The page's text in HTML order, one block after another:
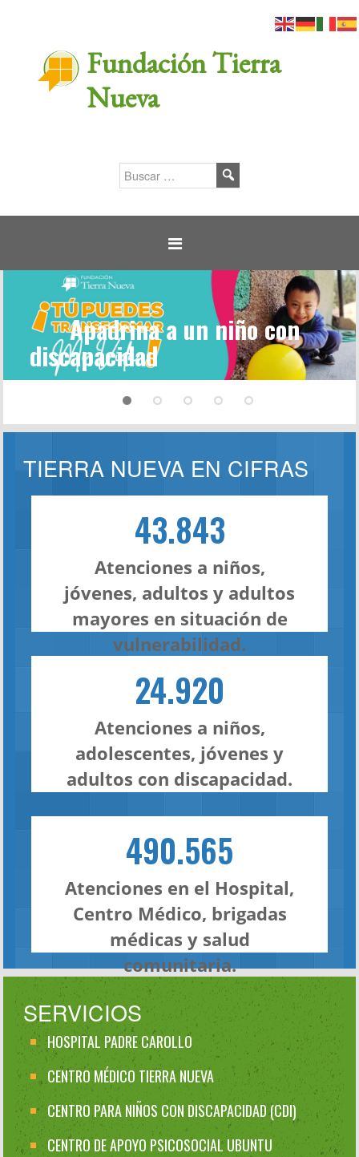
Fundación Tierra
Nueva
Apadrina a un niño con
discapacidad
TIERRA NUEVA EN CIFRAS
43.843
Atenciones a niños,
jóvenes, adultos y adultos
mayores en situación de
vulnerabilidad.
24.920
Atenciones a niños,
adolescentes, jóvenes y
adultos con discapacidad.
490.565
Atenciones en el Hospital,
Centro Médico, brigadas
médicas y salud
comunitaria.
SERVICIOS
HOSPITAL PADRE CAROLLO
CENTRO MÉDICO TIERRA NUEVA
CENTRO PARA NIÑOS CON DISCAPACIDAD (CDI)
CENTRO DE APOYO PSICOSOCIAL UBUNTU